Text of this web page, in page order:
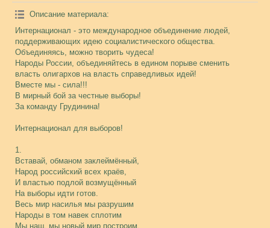
Описание материала:
Интернационал - это международное объединение людей,
поддерживающих идею социалистического общества.
Объединяясь, можно творить чудеса!
Народы России, объединяйтесь в едином порыве сменить
власть олигархов на власть справедливых идей!
Вместе мы - сила!!!
В мирный бой за честные выборы!
За команду Грудинина!
Интернационал для выборов!
1.
Вставай, обманом заклеймённый,
Народ российский всех краёв,
И властью подлой возмущённый
На выборы идти готов.
Весь мир насилья мы разрушим
Народы в том навек сплотим
Мы наш, мы новый мир построим,